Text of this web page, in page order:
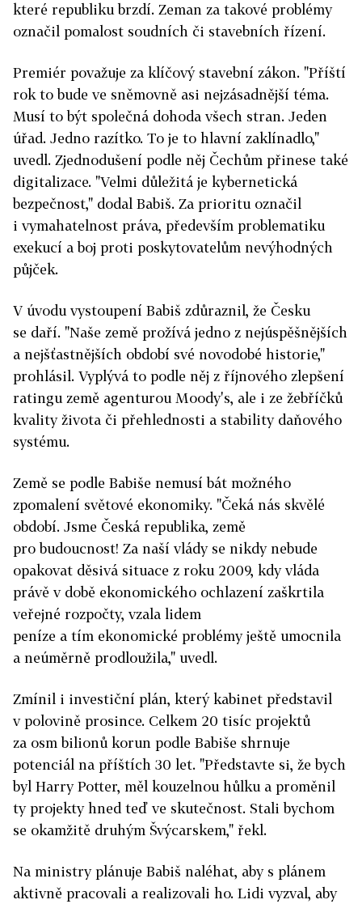
které republiku brzdí. Zeman za takové problémy
označil pomalost soudních či stavebních řízení.
Premiér považuje za klíčový stavební zákon. "Příští
rok to bude ve sněmovně asi nejzásadnější téma.
Musí to být společná dohoda všech stran. Jeden
úřad. Jedno razítko. To je to hlavní zaklínadlo,"
uvedl. Zjednodušení podle něj Čechům přinese také
digitalizace. "Velmi důležitá je kybernetická
bezpečnost," dodal Babiš. Za prioritu označil
i vymahatelnost práva, především problematiku
exekucí a boj proti poskytovatelům nevýhodných
půjček.
V úvodu vystoupení Babiš zdůraznil, že Česku
se daří. "Naše země prožívá jedno z nejúspěšnějších
a nejšťastnějších období své novodobé historie,"
prohlásil. Vyplývá to podle něj z říjnového zlepšení
ratingu země agenturou Moody's, ale i ze žebříčků
kvality života či přehlednosti a stability daňového
systému.
Země se podle Babiše nemusí bát možného
zpomalení světové ekonomiky. "Čeká nás skvělé
období. Jsme Česká republika, země
pro budoucnost! Za naší vlády se nikdy nebude
opakovat děsivá situace z roku 2009, kdy vláda
právě v době ekonomického ochlazení zaškrtila
veřejné rozpočty, vzala lidem
peníze a tím ekonomické problémy ještě umocnila
a neúměrně prodloužila," uvedl.
Zmínil i investiční plán, který kabinet představil
v polovině prosince. Celkem 20 tisíc projektů
za osm bilionů korun podle Babiše shrnuje
potenciál na příštích 30 let. "Představte si, že bych
byl Harry Potter, měl kouzelnou hůlku a proměnil
ty projekty hned teď ve skutečnost. Stali bychom
se okamžitě druhým Švýcarskem," řekl.
Na ministry plánuje Babiš naléhat, aby s plánem
aktivně pracovali a realizovali ho. Lidi vyzval, aby